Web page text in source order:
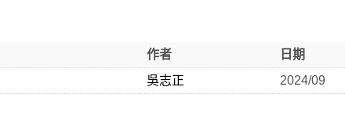
作者 日期
吳志正 2024/09